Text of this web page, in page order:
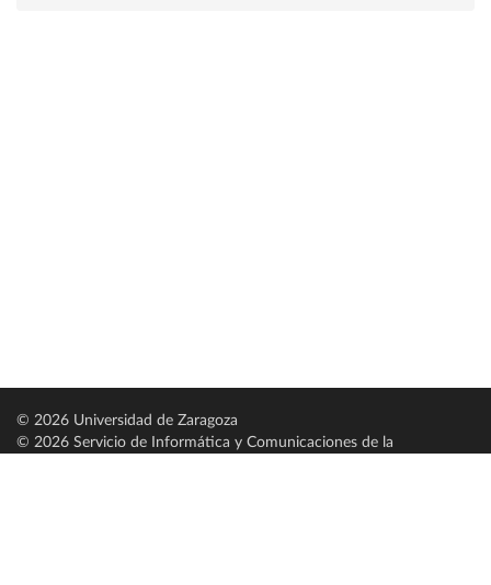
© 2026 Universidad de Zaragoza
© 2026 Servicio de Informática y Comunicaciones de la